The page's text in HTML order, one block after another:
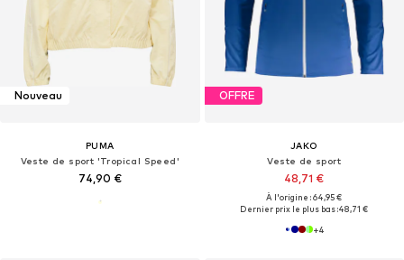
Nouveau
PUMA
Veste de sport 'Tropical Speed'
74,90 €
OFFRE
JAKO
Veste de sport
48,71 €
À l'origine : 64,95 €
Dernier prix le plus bas :48,71 €
+4